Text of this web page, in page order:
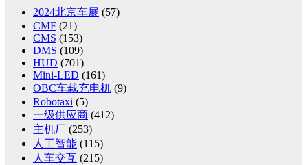
2024北京车展 (57)
CMF (21)
CMS (153)
DMS (109)
HUD (701)
Mini-LED (161)
OBC车载充电机 (9)
Robotaxi (5)
一级供应商 (412)
主机厂 (253)
人工智能 (115)
人车交互 (215)